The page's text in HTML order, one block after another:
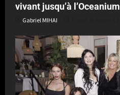
vivant jusqu’à l’Oceanium
Gabriel MIHAI